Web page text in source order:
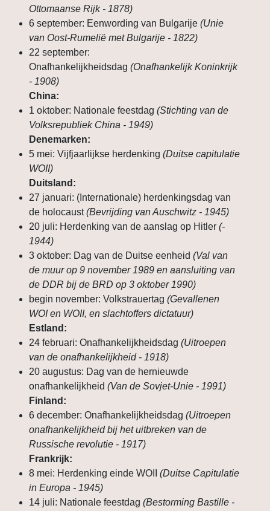
Ottomaanse Rijk - 1878)
6 september: Eenwording van Bulgarije (Unie
van Oost-Rumelië met Bulgarije - 1822)
22 september:
Onafhankelijkheidsdag (Onafhankelijk Koninkrijk
- 1908)
China:
1 oktober: Nationale feestdag (Stichting van de
Volksrepubliek China - 1949)
Denemarken:
5 mei: Vijfjaarlijkse herdenking (Duitse capitulatie
WOII)
Duitsland:
27 januari: (Internationale) herdenkingsdag van
de holocaust(Bevrijding van Auschwitz - 1945)
20 juli: Herdenking van de aanslag op Hitler (-
1944)
3 oktober: Dag van de Duitse eenheid (Val van
de muur op 9 november 1989 en aansluiting van
de DDR bij de BRD op 3 oktober 1990)
begin november: Volkstrauertag (Gevallenen
WOI en WOII, en slachtoffers dictatuur)
Estland:
24 februari: Onafhankelijkheidsdag (Uitroepen
van de onafhankelijkheid - 1918)
20 augustus: Dag van de hernieuwde
onafhankelijkheid (Van de Sovjet-Unie - 1991)
Finland:
6 december: Onafhankelijkheidsdag (Uitroepen
onafhankelijkheid bij het uitbreken van de
Russische revolutie - 1917)
Frankrijk:
8 mei: Herdenking einde WOII (Duitse Capitulatie
in Europa - 1945)
14 juli: Nationale feestdag (Bestorming Bastille -